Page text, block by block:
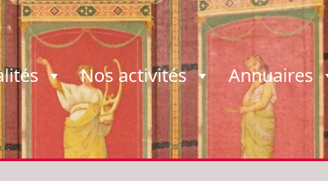
Nos activités Annuaires